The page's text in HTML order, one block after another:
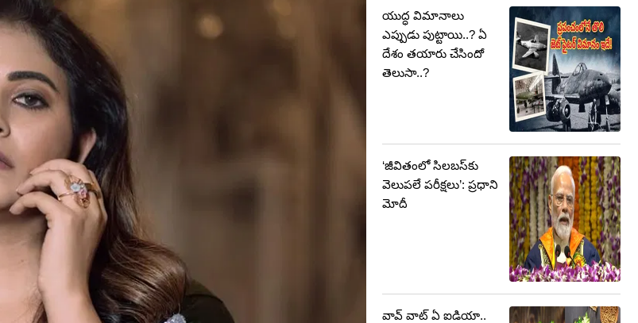
యుద్ధ విమానాలు
ఎప్పుడు పుట్టాయి..? ఏ
దేశం తయారు చేసిందో
తెలుసా..?
‘జీవితంలో సిలబస్‌కు
వెలుపలే పరీక్షలు’: ప్రధాని
మోదీ
వావ్ వాట్ ఏ ఐడియా..